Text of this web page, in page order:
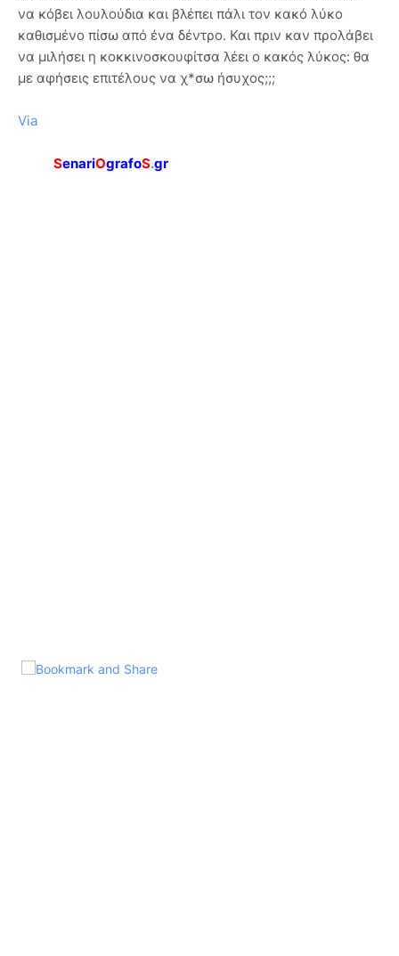
να κόβει λουλούδια και βλέπει πάλι τον κακό λύκο
καθισμένο πίσω από ένα δέντρο. Και πριν καν προλάβει
να μιλήσει η κοκκινοσκουφίτσα λέει ο κακός λύκος: θα
με αφήσεις επιτέλους να χ*σω ήσυχος;;;
Via
SenariOgrafoS.gr